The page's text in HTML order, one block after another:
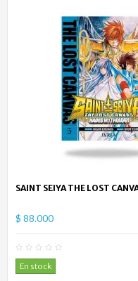
SAINT SEIYA THE LOST
$ 88.000
En stock